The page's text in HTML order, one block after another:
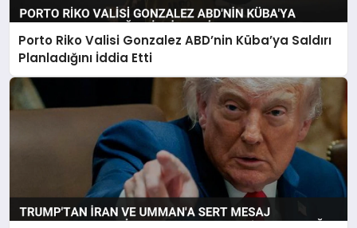
Porto Riko Valisi Gonzalez ABD’nin Küba’ya Saldırı
Planladığını İddia Etti